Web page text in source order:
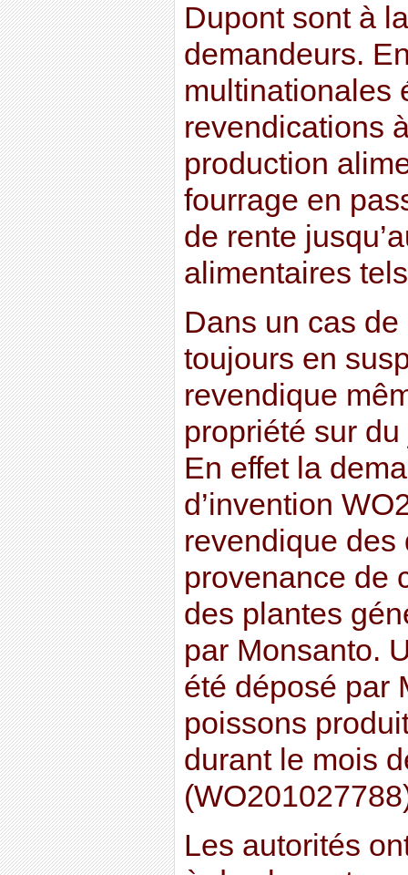
Dupont sont à
demandeurs.
multinationales
revendications
production
fourrage en
de rente
alimentaires
Dans un cas
toujours en
revendique
propriété sur
En effet la
d’invention
revendique des
provenance de
des plantes
par Monsanto.
été déposé par
poissons
durant le mois
Les autorités